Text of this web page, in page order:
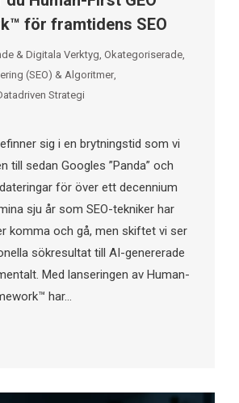
för framtidens SEO
& Digitala Verktyg, Okategoriserade,
(SEO) & Algoritmer,
Strategi
sig i en brytningstid som vi
till sedan Googles ”Panda” och
för över ett decennium
sju år som SEO-tekniker har
komma och gå, men skiftet vi ser
sökresultat till AI-genererade
Med lanseringen av Human-
har…